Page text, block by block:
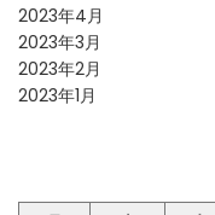
2023年4月
2023年3月
2023年2月
2023年1月